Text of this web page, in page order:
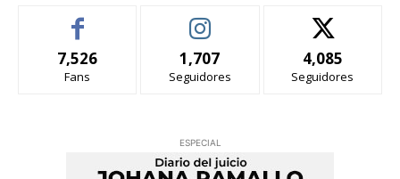
7,526
Fans
1,707
Seguidores
4,085
Seguidores
ESPECIAL